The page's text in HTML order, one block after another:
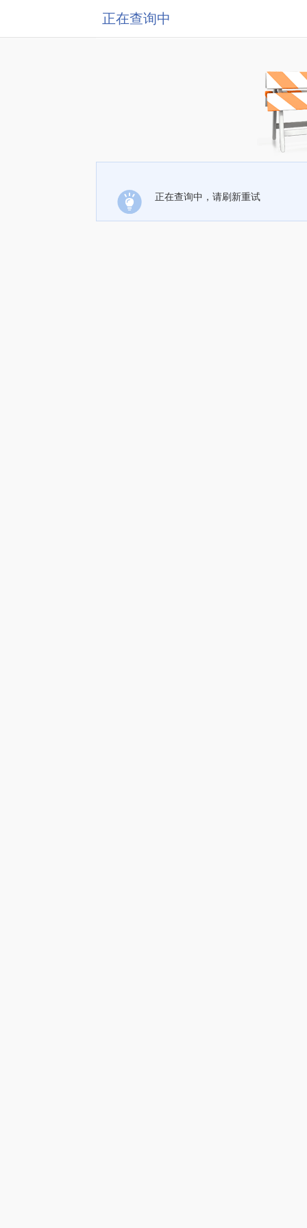
正在查询中
正在查询中，请刷新重试